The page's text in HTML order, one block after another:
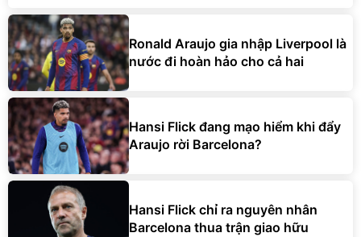
Ronald Araujo gia nhập Liverpool là
nước đi hoàn hảo cho cả hai
Hansi Flick đang mạo hiểm khi đẩy
Araujo rời Barcelona?
Hansi Flick chỉ ra nguyên nhân
Barcelona thua trận giao hữu